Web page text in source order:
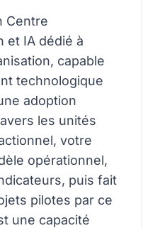
Centre
et IA dédié à
capable
technologique
adoption
les unités
votre
opérationnel,
puis fait
pilotes par ce
une capacité